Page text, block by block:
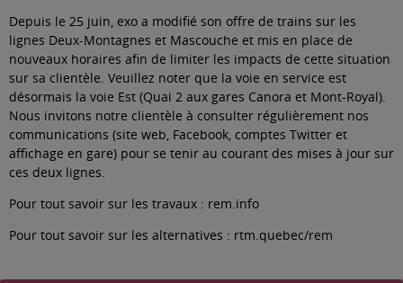
Depuis le 25 juin, exo a modifié son offre de trains sur les
lignes Deux-Montagnes et Mascouche et mis en place de
nouveaux horaires afin de limiter les impacts de cette situation
sur sa clientèle. Veuillez noter que la voie en service est
désormais la voie Est (Quai 2 aux gares Canora et Mont-Royal).
Nous invitons notre clientèle à consulter régulièrement nos
communications (site web, Facebook, comptes Twitter et
affichage en gare) pour se tenir au courant des mises à jour sur
ces deux lignes.
Pour tout savoir sur les travaux : rem.info
Pour tout savoir sur les alternatives : rtm.quebec/rem